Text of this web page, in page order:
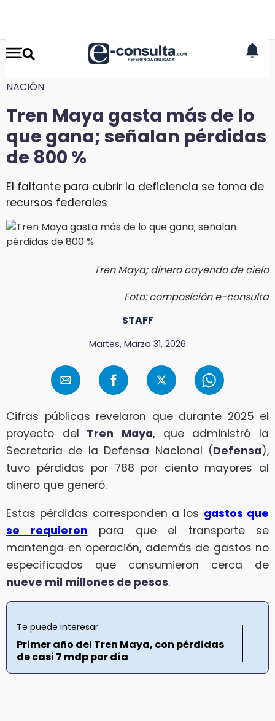
NACIÓN
Tren Maya gasta más de lo
que gana; señalan pérdidas
de 800 %
El faltante para cubrir la deficiencia se toma de
recursos federales
Tren Maya; dinero cayendo de cielo
Foto: composición e-consulta
STAFF
Martes, Marzo 31, 2026
Cifras públicas revelaron que durante 2025 el
proyecto del Tren Maya, que administró la
Secretaría de la Defensa Nacional (Defensa),
tuvo pérdidas por 788 por ciento mayores al
dinero que generó.
Estas pérdidas corresponden a los gastos que
se requieren para que el transporte se
mantenga en operación, además de gastos no
especificados que consumieron cerca de
nueve mil millones de pesos.
Te puede interesar:
Primer año del Tren Maya, con pérdidas
de casi 7 mdp por día